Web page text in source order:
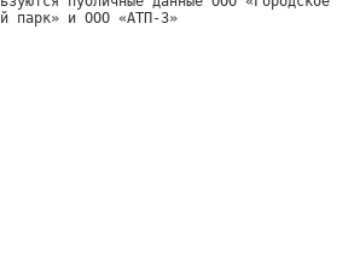
парк» и ООО «АТП-3»